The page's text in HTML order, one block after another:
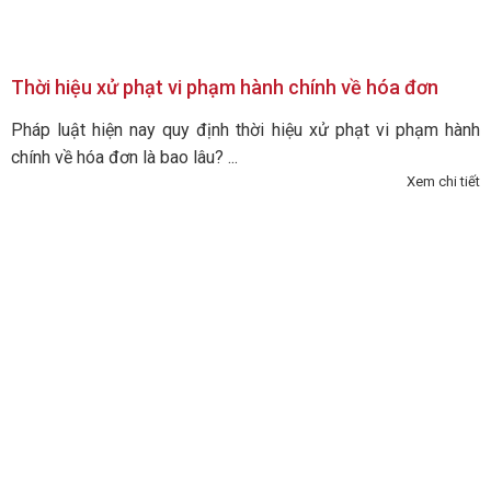
Thời hiệu xử phạt vi phạm hành chính về hóa đơn
Pháp luật hiện nay quy định thời hiệu xử phạt vi phạm hành
chính về hóa đơn là bao lâu? ...
Xem chi tiết